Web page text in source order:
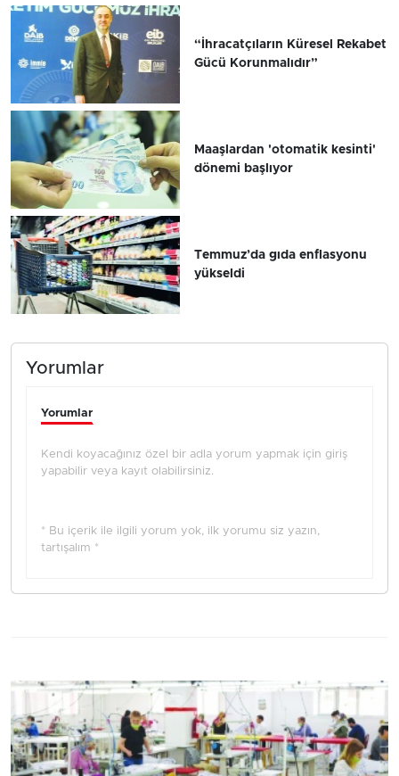
“İhracatçıların Küresel Rekabet
Gücü Korunmalıdır”
Maaşlardan 'otomatik kesinti'
dönemi başlıyor
Temmuz’da gıda enflasyonu
yükseldi
Yorumlar
Yorumlar
Kendi koyacağınız özel bir adla yorum yapmak için giriş
yapabilir veya kayıt olabilirsiniz.
* Bu içerik ile ilgili yorum yok, ilk yorumu siz yazın,
tartışalım *